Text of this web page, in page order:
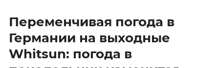
Переменчивая погода в
Германии на выходные
Whitsun: погода в